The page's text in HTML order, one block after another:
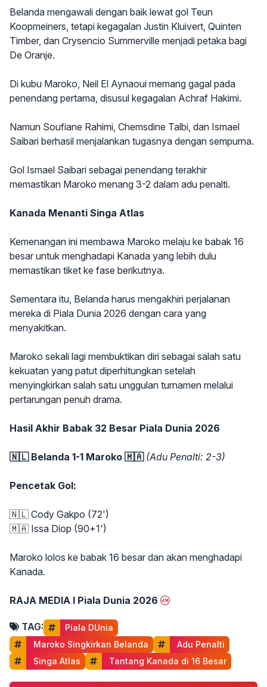
Belanda mengawali dengan baik lewat gol Teun
Koopmeiners, tetapi kegagalan Justin Kluivert, Quinten
Timber, dan Crysencio Summerville menjadi petaka bagi
De Oranje.
Di kubu Maroko, Neil El Aynaoui memang gagal pada
penendang pertama, disusul kegagalan Achraf Hakimi.
Namun Soufiane Rahimi, Chemsdine Talbi, dan Ismael
Saibari berhasil menjalankan tugasnya dengan sempurna.
Gol Ismael Saibari sebagai penendang terakhir
memastikan Maroko menang 3-2 dalam adu penalti.
Kanada Menanti Singa Atlas
Kemenangan ini membawa Maroko melaju ke babak 16
besar untuk menghadapi Kanada yang lebih dulu
memastikan tiket ke fase berikutnya.
Sementara itu, Belanda harus mengakhiri perjalanan
mereka di Piala Dunia 2026 dengan cara yang
menyakitkan.
Maroko sekali lagi membuktikan diri sebagai salah satu
kekuatan yang patut diperhitungkan setelah
menyingkirkan salah satu unggulan turnamen melalui
pertarungan penuh drama.
Hasil Akhir Babak 32 Besar Piala Dunia 2026
🇳🇱 Belanda 1-1 Maroko 🇲🇦 (Adu Penalti: 2-3)
Pencetak Gol:
🇳🇱 Cody Gakpo (72')
🇲🇦 Issa Diop (90+1')
Maroko lolos ke babak 16 besar dan akan menghadapi
Kanada.
RAJA MEDIA I Piala Dunia 2026
TAG:
Piala DUnia
Maroko Singkirkan Belanda
Adu Penalti
Singa Atlas
Tantang Kanada di 16 Besar